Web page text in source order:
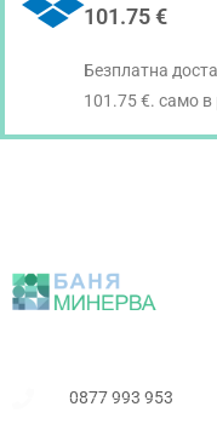
101.75 €
Безплатна
101.75 €. само
0877 993 953